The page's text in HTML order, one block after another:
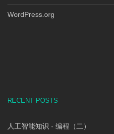
WordPress.org
RECENT POSTS
人工智能知识 - 编程（二）